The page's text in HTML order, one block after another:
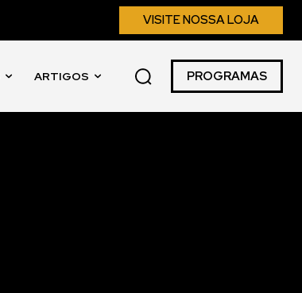
VISITE NOSSA LOJA
ARTIGOS PROGRAMAS